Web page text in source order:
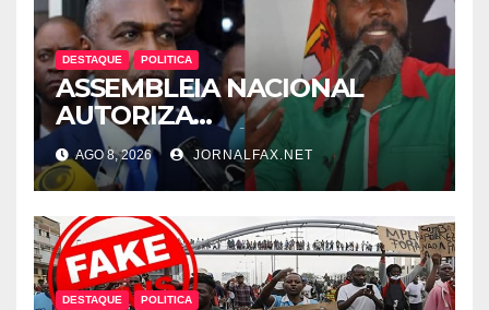
DESTAQUE POLITICA
ASSEMBLEIA NACIONAL
AUTORIZA
INTERROGATÓRIO DE
ADRIANO SAPINALA NO
CASO “CAIXA TÉRMICA” E
CHIVUKUVUKU
AGO 8, 2026 JORNALFAX.NET
DESTAQUE POLITICA